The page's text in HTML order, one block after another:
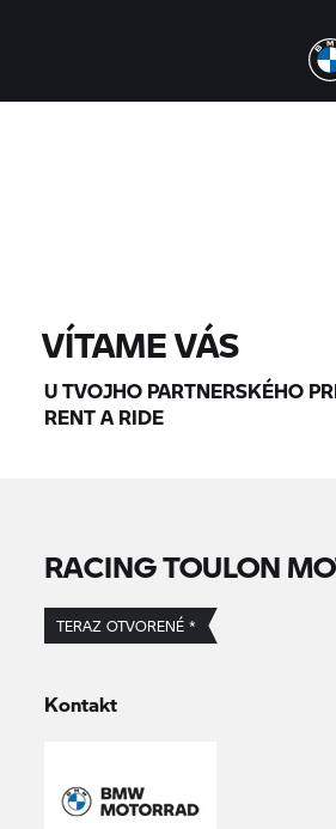
VÍTAME VÁS
U TVOJHO PARTNERSKÉHO
RENT A RIDE
RACING TOULON
TERAZ OTVORENÉ *
Kontakt